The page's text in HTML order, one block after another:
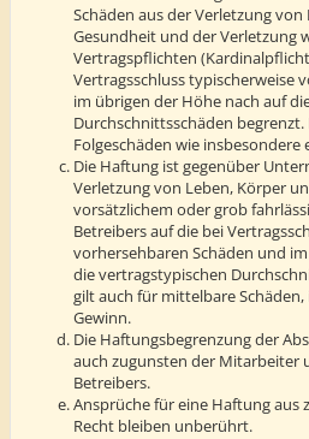
Schäden aus der Verletzung
Gesundheit und der Verletzung
Vertragspflichten
Vertragsschluss typischerweise
im übrigen der Höhe nach auf
Durchschnittsschäden
Folgeschäden wie insbesondere
Die Haftung ist gegenüber
Verletzung von Leben, Körper
vorsätzlichem oder grob
Betreibers auf die bei
vorhersehbaren Schäden und
die vertragstypischen
gilt auch für mittelbare
Gewinn.
Die Haftungsbegrenzung der
auch zugunsten der Mitarbeiter
Betreibers.
Ansprüche für eine Haftung aus
Recht bleiben unberührt.